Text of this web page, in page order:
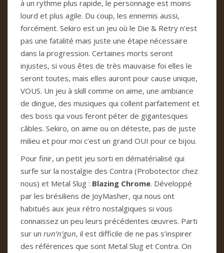
à un rythme plus rapide, le personnage est moins
lourd et plus agile. Du coup, les ennemis aussi,
forcément. Sekiro est un jeu où le Die & Retry n’est
pas une fatalité mais juste une étape nécessaire
dans la progression. Certaines morts seront
injustes, si vous êtes de très mauvaise foi elles le
seront toutes, mais elles auront pour cause unique,
VOUS. Un jeu à skill comme on aime, une ambiance
de dingue, des musiques qui collent parfaitement et
des boss qui vous feront péter de gigantesques
câbles. Sekiro, on aime ou on déteste, pas de juste
milieu et pour moi c’est un grand OUI pour ce bijou.
Pour finir, un petit jeu sorti en dématérialisé qui
surfe sur la nostalgie des Contra (Probotector chez
nous) et Metal Slug : Blazing Chrome. Développé
par les brésiliens de JoyMasher, qui nous ont
habitués aux jeux rétro nostalgiques si vous
connaissez un peu leurs précédentes œuvres. Parti
sur un run’n’gun, il est difficile de ne pas s’inspirer
des références que sont Metal Slug et Contra. On